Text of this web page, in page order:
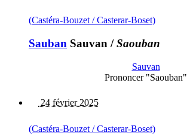
(Castéra-Bouzet / Casterar-Boset)
Sauban Sauvan /Saouban
Sauvan
Prononcer "Saouban"
24 février 2025
(Castéra-Bouzet / Casterar-Boset)